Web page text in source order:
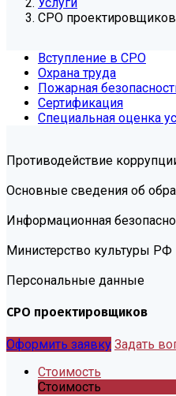
СРО проектировщиков
Вступление в СРО
Охрана труда
Пожарная
Сертификация
Специальная оценка
Противодействие
Основные сведения об
Информационная
Министерство культуры РФ
Персональные данные
СРО проектировщиков
Оформить заявку Задать
Стоимость
Стоимость